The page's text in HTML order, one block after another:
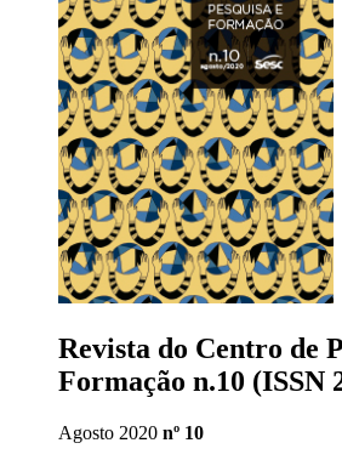
Revista do Centro de
Formação n.10 (ISSN
Agosto 2020 nº 10